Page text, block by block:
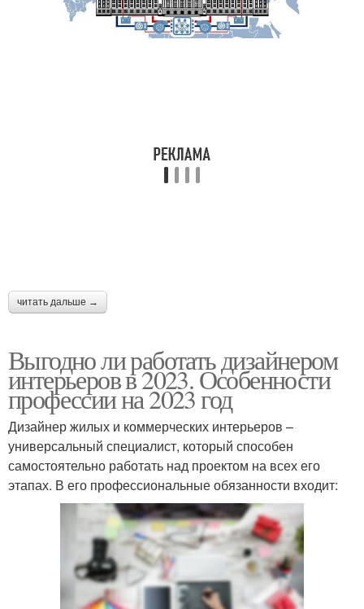
читать дальше →
Выгодно ли работать дизайнером
интерьеров в 2023. Особенности
профессии на 2023 год
Дизайнер жилых и коммерческих интерьеров –
универсальный специалист, который способен
самостоятельно работать над проектом на всех его
этапах. В его профессиональные обязанности входит: